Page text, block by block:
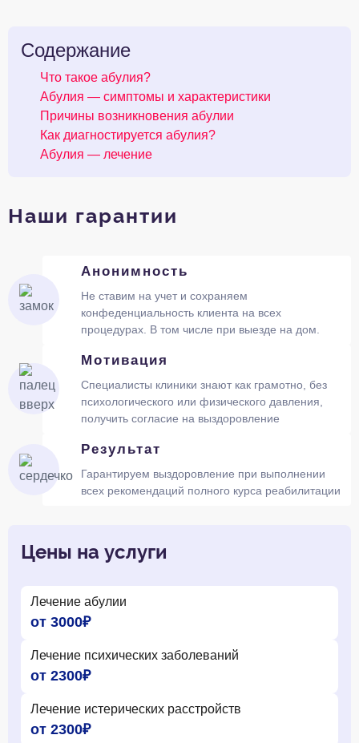
Содержание
Что такое абулия?
Абулия — симптомы и характеристики
Причины возникновения абулии
Как диагностируется абулия?
Абулия — лечение
Наши гарантии
Анонимность
Не ставим на учет и сохраняем
конфеденциальность клиента на всех
процедурах. В том числе при выезде на дом.
Мотивация
Специалисты клиники знают как грамотно, без
психологического или физического давления,
получить согласие на выздоровление
Результат
Гарантируем выздоровление при выполнении
всех рекомендаций полного курса реабилитации
Цены на услуги
Лечение абулии
от 3000₽
Лечение психических заболеваний
от 2300₽
Лечение истерических расстройств
от 2300₽